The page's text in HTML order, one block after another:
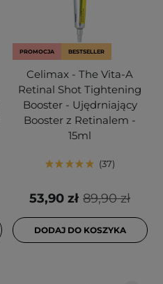
PROMOCJA BESTSELLER
Celimax - The Vita-A
Retinal Shot Tightening
Booster - Ujędrniający
Booster z Retinalem -
15ml
37
89,90 zł
53,90 zł
DODAJ DO KOSZYKA